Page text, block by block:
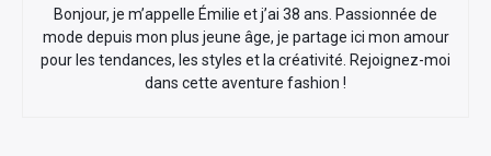
Bonjour, je m’appelle Émilie et j’ai 38 ans. Passionnée de
mode depuis mon plus jeune âge, je partage ici mon amour
pour les tendances, les styles et la créativité. Rejoignez-moi
dans cette aventure fashion !